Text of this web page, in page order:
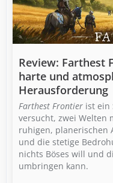
Review: Farthest
harte und
Herausforderung
Farthest Frontier ist ein
versucht, zwei Welten
ruhigen, planerischen
und die stetige
nichts Böses will und
umbringen kann.